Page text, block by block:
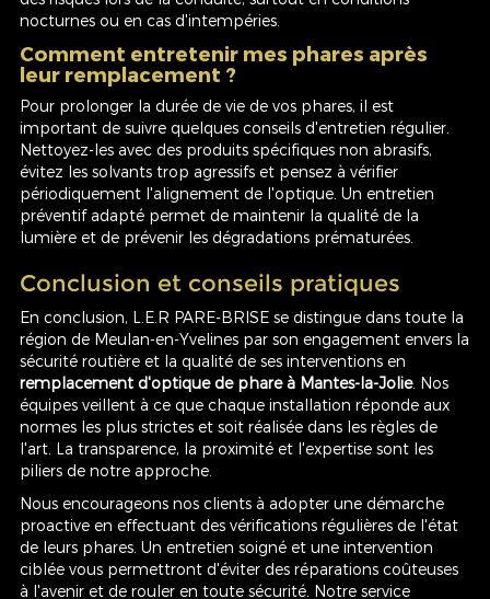
nocturnes ou en cas d'intempéries.
Comment entretenir mes phares après
leur remplacement ?
Pour prolonger la durée de vie de vos phares, il est
important de suivre quelques conseils d'entretien régulier.
Nettoyez-les avec des produits spécifiques non abrasifs,
évitez les solvants trop agressifs et pensez à vérifier
périodiquement l'alignement de l'optique. Un entretien
préventif adapté permet de maintenir la qualité de la
lumière et de prévenir les dégradations prématurées.
Conclusion et conseils pratiques
En conclusion, L.E.R PARE-BRISE se distingue dans toute la
région de Meulan-en-Yvelines par son engagement envers la
sécurité routière et la qualité de ses interventions en
remplacement d'optique de phare à Mantes-la-Jolie. Nos
équipes veillent à ce que chaque installation réponde aux
normes les plus strictes et soit réalisée dans les règles de
l'art. La transparence, la proximité et l'expertise sont les
piliers de notre approche.
Nous encourageons nos clients à adopter une démarche
proactive en effectuant des vérifications régulières de l'état
de leurs phares. Un entretien soigné et une intervention
ciblée vous permettront d'éviter des réparations coûteuses
à l'avenir et de rouler en toute sécurité. Notre service